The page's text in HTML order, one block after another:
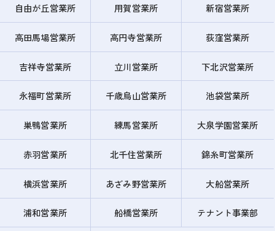
自由が丘営業所 用賀営業所 新宿営業所
高田馬場営業所 高円寺営業所 荻窪営業所
吉祥寺営業所 立川営業所 下北沢営業所
永福町営業所 千歳烏山営業所 池袋営業所
巣鴨営業所 練馬営業所 大泉学園営業所
赤羽営業所 北千住営業所 錦糸町営業所
横浜営業所 あざみ野営業所 大船営業所
浦和営業所 船橋営業所 テナント事業部